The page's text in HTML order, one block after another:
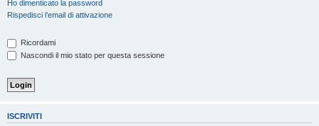
Ho dimenticato la password
Rispedisci l’email di attivazione
Ricordami
Nascondi il mio stato per questa sessione
ISCRIVITI